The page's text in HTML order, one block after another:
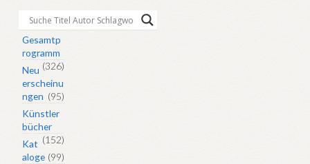
Gesamtp
rogramm
(326)
Neu
erscheinu
ngen (95)
Künstler
bücher
(152)
Kat
aloge (99)